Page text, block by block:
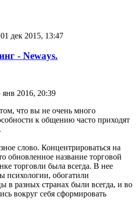
01 дек 2015, 13:47
- Neways.
янв 2016, 20:39
что вы не очень много
к общению часто приходят
слово. Концентрироваться на
обновленное название торговой
торговли была всегда. В нее
психологии, обогатили
в разных странах были всегда, и во
вокруг себя сформировать